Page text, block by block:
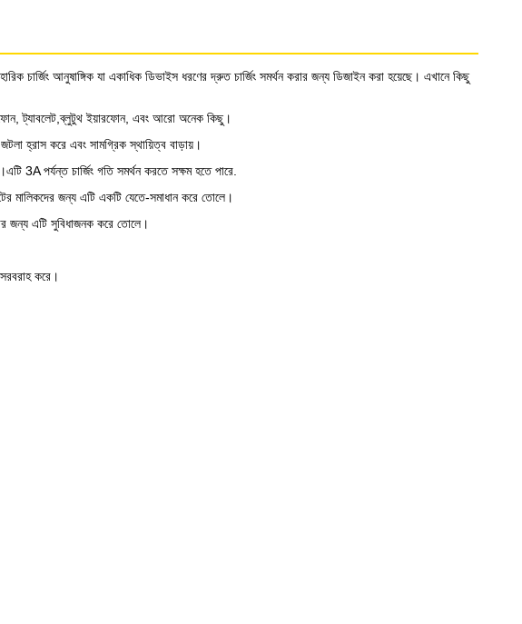
চার্জিং আনুষাঙ্গিক যা একাধিক ডিভাইস ধরণের দ্রুত চার্জিং সমর্থন করার জন্য ডিজাইন করা হয়েছে। এখানে কিছু
ট্যাবলেট,ব্লুটুথ ইয়ারফোন, এবং আরো অনেক কিছু।
হ্রাস করে এবং সামগ্রিক স্থায়িত্ব বাড়ায়।
3A পর্যন্ত চার্জিং গতি সমর্থন করতে সক্ষম হতে পারে.
মালিকদের জন্য এটি একটি যেতে-সমাধান করে তোলে।
জন্য এটি সুবিধাজনক করে তোলে।
করে।